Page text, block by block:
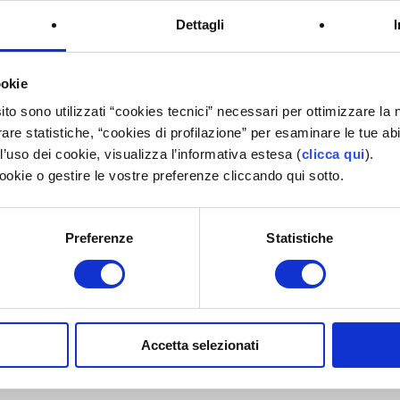
Dettagli
sono utilizzati “cookies tecnici” necessari per ottimizzare la
statistiche, “cookies di profilazione” per esaminare le tue
dei cookie, visualizza l’informativa estesa (clicca qui).
o gestire le vostre preferenze cliccando qui sotto.
Preferenze Statistiche
Accetta selezionati
tonici e sali minerali. Fermenti lattici e fibre. Integratori
gambe, gravidanza e menopausa.
prodotti per il trattamento del viso e del corpo e per il make-
Supplementi dietetici bilanciati.